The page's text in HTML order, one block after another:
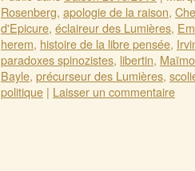
Rosenberg, apologie de la raison,
d'Epicure, éclaireur des Lumières,
herem, histoire de la libre pensée,
paradoxes spinozistes, libertin,
Bayle, précurseur des Lumières,
politique | Laisser un commentaire